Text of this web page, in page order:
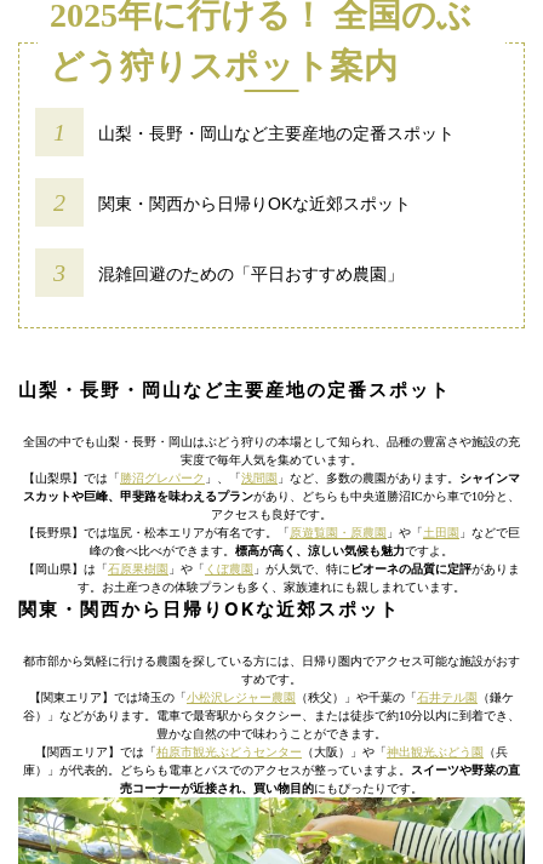
2025年に行ける！ 全国のぶ
どう狩りスポット案内
山梨・長野・岡山など主要産地の定番スポット
関東・関西から日帰りOKな近郊スポット
混雑回避のための「平日おすすめ農園」
山梨・長野・岡山など主要産地の定番スポット
全国の中でも山梨・長野・岡山はぶどう狩りの本場として知られ、品種の豊富さや施設の充
実度で毎年人気を集めています。
【山梨県】では「 勝沼グレパーク 」、「浅間園 」など、多数の農園があります。 シャインマ
スカットや巨峰、甲斐路を味わえるプランがあり、どちらも中央道勝沼ICから車で10分と、
アクセスも良好です。
【長野県】では塩尻・松本エリアが有名です。「原遊覧園・原農園 」や「土田園 」などで巨
峰の食べ比べができます。 標高が高く、涼しい気候も魅力ですよ。
【岡山県】は「石原果樹園 」や「 くぼ農園 」が人気で、特にピオーネの品質に定評がありま
す。お土産つきの体験プランも多く、家族連れにも親しまれています。
関東・関西から日帰りOKな近郊スポット
都市部から気軽に行ける農園を探している方には、日帰り圏内でアクセス可能な施設がおす
すめです。
【関東エリア】では埼玉の「小松沢レジャー農園 （秩父）」や千葉の「石井テル園
（鎌ケ
谷）」などがあります。電車で最寄駅からタクシー、または徒歩で約10分以内に到着でき、
豊かな自然の中で味わうことができます。
【関西エリア】では「柏原市観光ぶどうセンター （大阪）」や「神出観光ぶどう園
（兵
庫）」が代表的。どちらも電車とバスでのアクセスが整っていますよ。 スイーツや野菜の直
売コーナーが近接され、買い物目的にもぴったりです。